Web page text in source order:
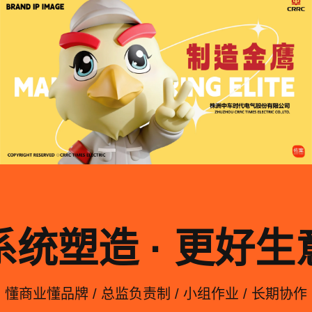
统塑造 · 更好生
懂商业懂品牌 / 总监负责制 / 小组作业 / 长期协作